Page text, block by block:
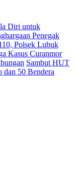
Diri untuk
Penegak
Polsek Lubuk
Kasus Curanmor
Sambut HUT
dan 50 Bendera